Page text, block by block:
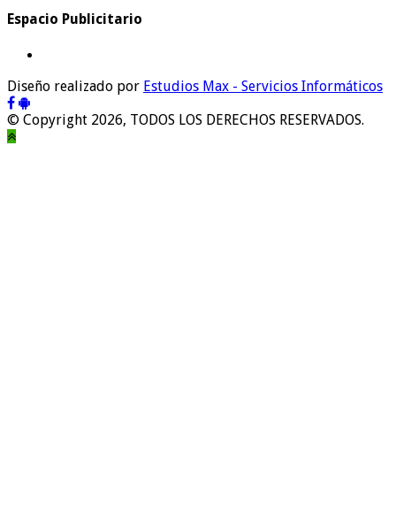
Espacio Publicitario
Diseño realizado por Estudios Max - Servicios Informáticos
© Copyright 2026, TODOS LOS DERECHOS RESERVADOS.